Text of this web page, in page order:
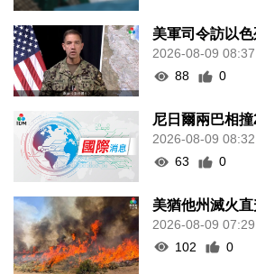
美軍司令訪以
2026-08-09 08:37
88
0
尼日爾兩巴相
2026-08-09 08:32
63
0
美猶他州滅火
2026-08-09 07:29
102
0